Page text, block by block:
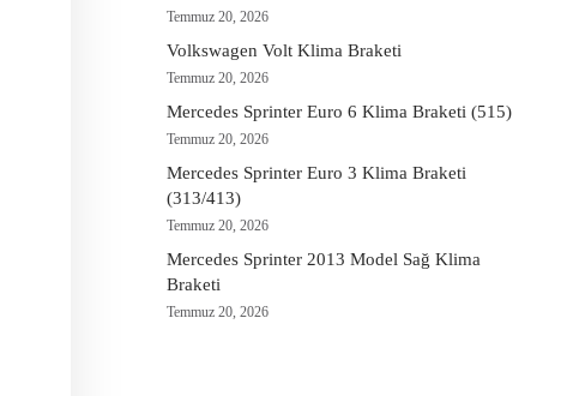
Temmuz 20, 2026
Volkswagen Volt Klima Braketi
Temmuz 20, 2026
Mercedes Sprinter Euro 6 Klima Braketi (515)
Temmuz 20, 2026
Mercedes Sprinter Euro 3 Klima Braketi
(313/413)
Temmuz 20, 2026
Mercedes Sprinter 2013 Model Sağ Klima
Braketi
Temmuz 20, 2026